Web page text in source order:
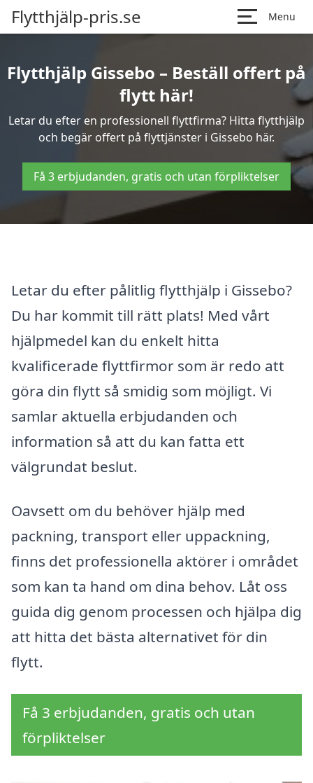
Flytthjälp-pris.se Menu
Flytthjälp Gissebo – Beställ offert på
flytt här!
Letar du efter en professionell flyttfirma? Hitta flytthjälp
och begär offert på flyttjänster i Gissebo här.
Få 3 erbjudanden, gratis och utan förpliktelser
Letar du efter pålitlig flytthjälp i Gissebo?
Du har kommit till rätt plats! Med vårt
hjälpmedel kan du enkelt hitta
kvalificerade flyttfirmor som är redo att
göra din flytt så smidig som möjligt. Vi
samlar aktuella erbjudanden och
information så att du kan fatta ett
välgrundat beslut.
Oavsett om du behöver hjälp med
packning, transport eller uppackning,
finns det professionella aktörer i området
som kan ta hand om dina behov. Låt oss
guida dig genom processen och hjälpa dig
att hitta det bästa alternativet för din
flytt.
Få 3 erbjudanden, gratis och utan
förpliktelser